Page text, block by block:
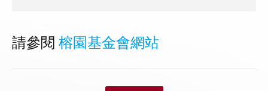
請參閱榕園基金會網站